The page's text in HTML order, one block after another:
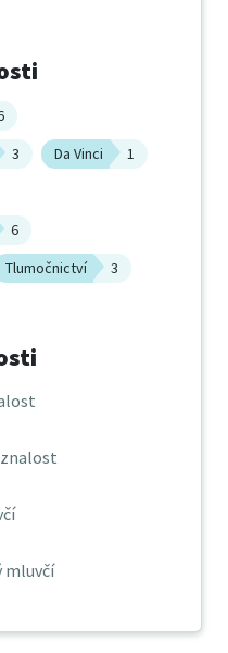
3 Da Vinci
1
6
Tlumočnictví 3
mluvčí